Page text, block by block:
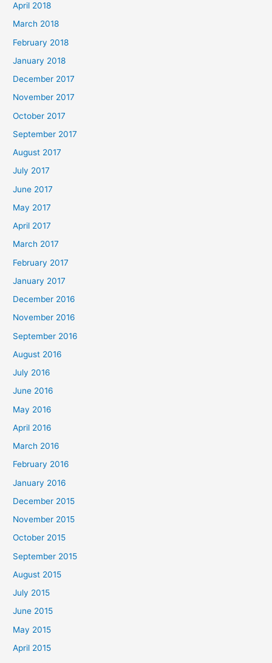
April 2018
March 2018
February 2018
January 2018
December 2017
November 2017
October 2017
September 2017
August 2017
July 2017
June 2017
May 2017
April 2017
March 2017
February 2017
January 2017
December 2016
November 2016
September 2016
August 2016
July 2016
June 2016
May 2016
April 2016
March 2016
February 2016
January 2016
December 2015
November 2015
October 2015
September 2015
August 2015
July 2015
June 2015
May 2015
April 2015